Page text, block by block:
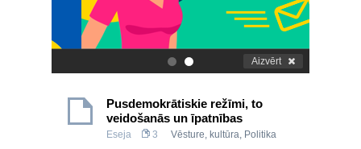
. Aizvērt
Pusdemokrātiskie režīmi, to
veidošanās un īpatnības
Eseja 3 Vēsture, kultūra, Politika